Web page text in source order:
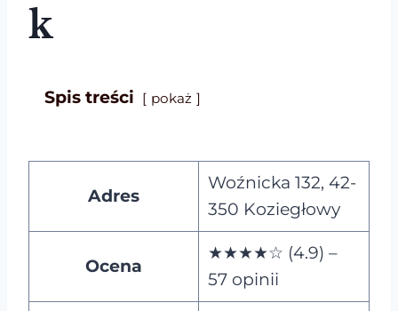
k
Spis treści pokaż
Adres
Woźnicka 132, 42-
350 Koziegłowy
Ocena
★★★★☆ (4.9) –
57 opinii